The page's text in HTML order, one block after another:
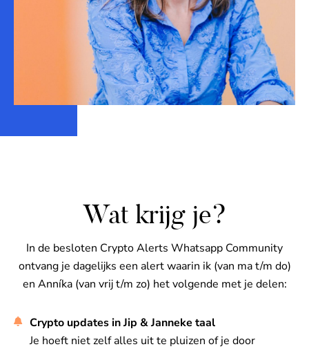
Wat krijg je?
In de besloten Crypto Alerts Whatsapp Community
ontvang je dagelijks een alert waarin ik (van ma t/m do)
en Anníka (van vrij t/m zo) het volgende met je delen:
Crypto updates in Jip & Janneke taal
Je hoeft niet zelf alles uit te pluizen of je door